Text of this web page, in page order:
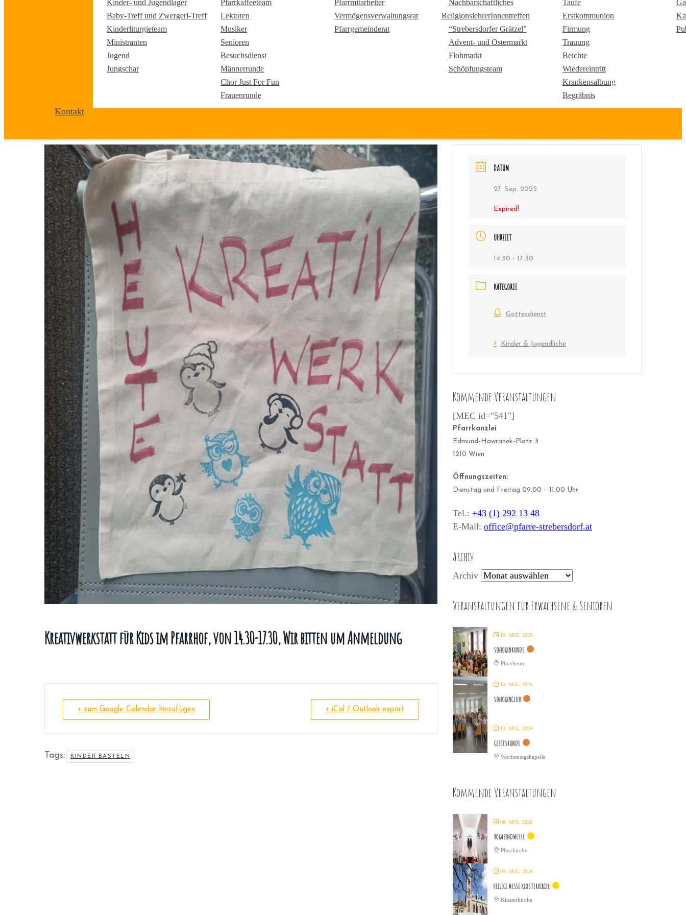
Kinder- und Jugendlager
Baby-Treff und Zwergerl-Treff
Kinderliturgieteam
Ministranten
Jugend
Jungschar
Pfarrkaffeeteam
Lektoren
Musiker
Senioren
Besuchsdienst
Männerrunde
Chor Just For Fun
Frauenrunde
Pfarrmitarbeiter
Vermögensverwaltungsrat
Pfarrgemeinderat
Nachbarschaftliches
ReligionslehrerInnentreffen
“Strebersdorfer Grätzel”
Advent- und Ostermarkt
Flohmarkt
Schöpfungsteam
Taufe
Erstkommunion
Firmung
Trauung
Beichte
Wiedereintritt
Krankensalbung
Begräbnis
Kontakt
Kreativwerkstatt für Kids im Pfarrhof, von 14.30-17.30, Wir bitten um Anmeldung
+ zum Google Calendar hinzufügen + iCal / Outlook export
Tags: KINDER BASTELN
DATUM
27. Sep. 2025
Expired!
UHRZEIT
14:30 - 17:30
KATEGORIE
Gottesdienst
Kinder & Jugendliche
Kommende Veranstaltungen
[MEC id="541"]
Pfarrkanzlei
Edmund-Hawranek-Platz 3
1210 Wien
Öffnungszeiten:
Dienstag und Freitag 09.00 – 11.00 Uhr
Tel.: +43 (1) 292 13 48
E-Mail: office@pfarre-strebersdorf.at
Archiv
Archiv
Veranstaltungen für Erwachsene & Senioren
10. AUG. 2026
SENIORENRUNDE
Pfarrheim
10. AUG. 2026
SENIORENCLUB
13. AUG. 2026
GEBETSRUNDE
Wochentagskapelle
Kommende Veranstaltungen
08. AUG. 2026
VORABENDMESSE
Pfarrkirche
09. AUG. 2026
HEILIGE MESSE KLOSTERKIRCHE
Klosterkirche